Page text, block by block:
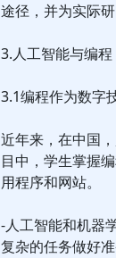
途径，并为实际
3.人工智能与编
3.1编程作为数字
近年来，在中国
目中，学生掌握
用程序和网站。
-人工智能和机器
复杂的任务做好